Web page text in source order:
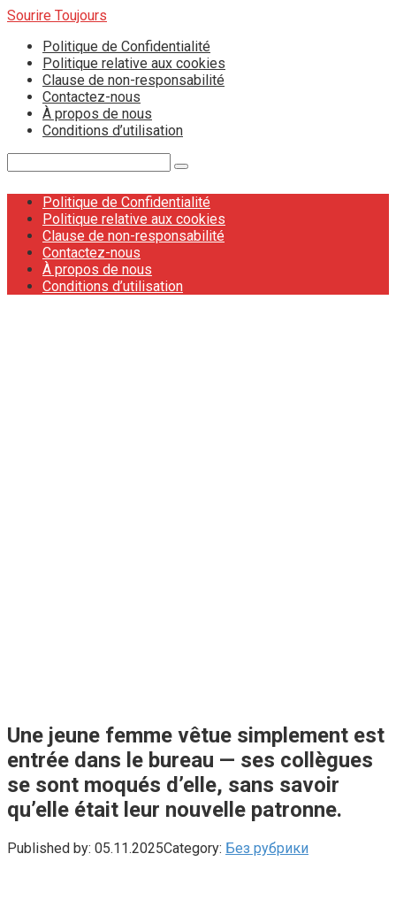
Skip
content
Sourire Toujours
Politique de Confidentialité
Politique relative aux cookies
Clause de non-responsabilité
Contactez-nous
À propos de nous
Conditions d’utilisation
Politique de Confidentialité
Politique relative aux cookies
Clause de non-responsabilité
Contactez-nous
À propos de nous
Conditions d’utilisation
Une jeune femme vêtue simplement est
entrée dans le bureau — ses collègues
se sont moqués d’elle, sans savoir
qu’elle était leur nouvelle patronne.
Published by: 05.11.2025Category: Без рубрики